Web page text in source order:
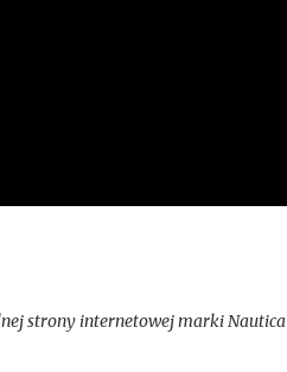
strony internetowej marki Nautica